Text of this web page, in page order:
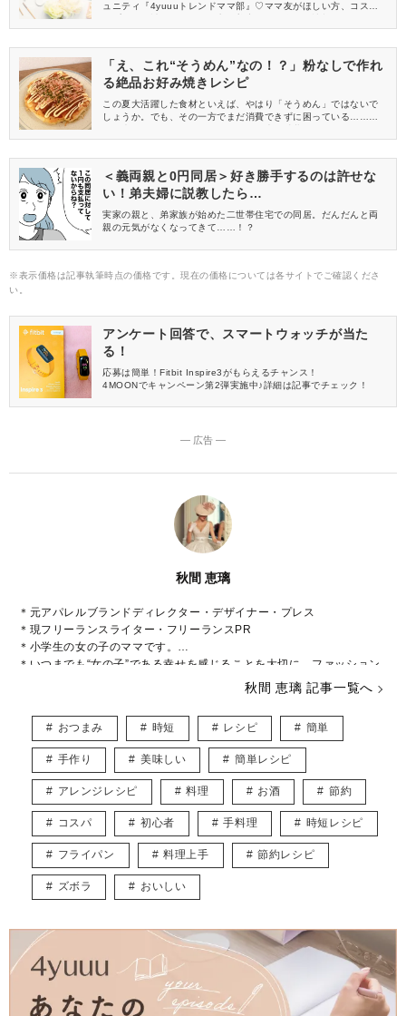
ュニティ『4yuuuトレンドママ部』♡ママ友がほしい方、コスメサ
信してくれる方を募集しています！
「え、これ“そうめん”なの！？」粉なしで作れ
る絶品お好み焼きレシピ
この夏大活躍した食材といえば、やはり「そうめん」ではないで
しょうか。でも、その一方でまだ消費できずに困っている……と
お好み焼きアレンジ”のレシピをご紹介します♪
＜義両親と0円同居＞好き勝手するのは許せな
い！弟夫婦に説教したら…
実家の親と、弟家族が始めた二世帯住宅での同居。だんだんと両
親の元気がなくなってきて……！？
※表示価格は記事執筆時点の価格です。現在の価格については各サイトでご確認くださ
い。
アンケート回答で、スマートウォッチが当た
る！
応募は簡単！Fitbit Inspire3がもらえるチャンス！
4MOONでキャンペーン第2弾実施中♪詳細は記事でチェック！
― 広告 ―
秋間 恵璃
＊元アパレルブランドディレクター・デザイナー・プレス
＊現フリーランスライター・フリーランスPR
＊小学生の女の子のママです。
＊いつまでも“女の子”である幸せを感じることを大切に、ファッション
や美容などに関心をもって日々過ごしております♡
インスタグラム* @eriusa0325
https://instagram.com/eriusa0325/
メール* eriusa0325@gmail.com
(コンタクトはインスタグラムのDM、メールアドレスへお願いいたしま
※恐れ入りますが、商品に関してのご質問にはお答えしかねます。
秋間 恵璃 記事一覧へ
おつまみ 時短 レシピ 簡単
手作り 美味しい 簡単レシピ
アレンジレシピ 料理 お酒 節約
コスパ 初心者 手料理 時短レシピ
フライパン 料理上手 節約レシピ
ズボラ おいしい